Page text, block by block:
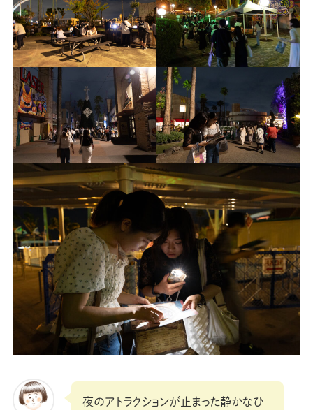
夜のアトラクションが止まった静かなひ